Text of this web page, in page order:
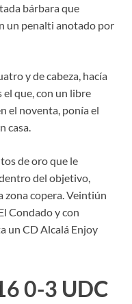
bárbara que
un penalti anotado por
y de cabeza, hacía
el que, con un libre
el noventa, ponía el
casa.
de oro que le
del objetivo,
zona copera. Veintiún
Condado y con
un CD Alcalá Enjoy
0-3 UDC